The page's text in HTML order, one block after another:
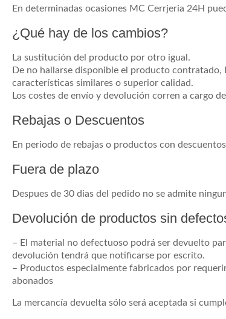
En determinadas ocasiones MC Cerrjeria 24H
¿Qué hay de los cambios?
La sustitución del producto por otro igual.
De no hallarse disponible el producto
características similares o superior calidad.
Los costes de envío y devolución corren a cargo
Rebajas o Descuentos
En periodo de rebajas o productos con
Fuera de plazo
Despues de 30 dias del pedido no se admite
Devolución de productos sin
– El material no defectuoso podrá ser devuelto
devolución tendrá que notificarse por escrito.
– Productos especialmente fabricados por
abonados
La mercancía devuelta sólo será aceptada si